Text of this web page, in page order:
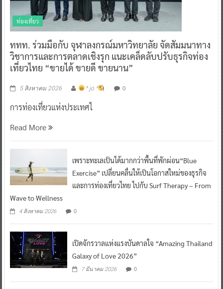
ท่องเที่ยว
ททท. ร่วมมือกับ จุฬาลงกรณ์มหาวิทยาลัย จัดสัมมนาทาง
วิชาการและการตลาดเชิงรุก แนะเคล็ดลับปรับธุรกิจท่อง
เที่ยวไทย “ขายได้ ขายดี ขายนาน”
5 สิงหาคม 2026 ^ jo ^ 0
การท่องเที่ยวแห่งประเทศไ
Read More
เพราะทะเลเป็นได้มากกว่าพื้นที่พักผ่อน“Blue
Exercise” เปลี่ยนคลื่นให้เป็นโอกาสใหม่ของธุรกิจ
และการท่องเที่ยวไทย ไปกับ Surf Therapy – From
Wave to Wellness
4 สิงหาคม 2026 0
เปิดจักรวาลแห่งแรงบันดาลใจ “Amazing Thailand
Galaxy of Love 2026”
7 มีนาคม 2026 0